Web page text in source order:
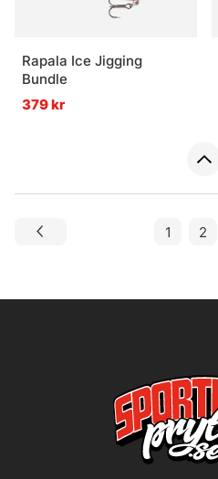
Rapala Ice Jigging
Bundle
379 kr
1 2